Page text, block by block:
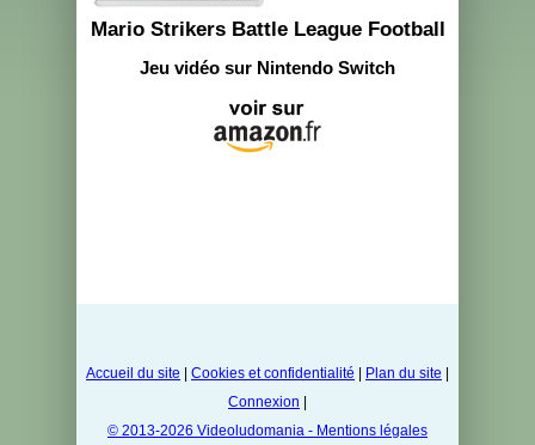
Mario Strikers Battle League Football
Jeu vidéo sur Nintendo Switch
Accueil du site Cookies et confidentialité Plan du site
Connexion
© 2013-2026 Videoludomania - Mentions légales